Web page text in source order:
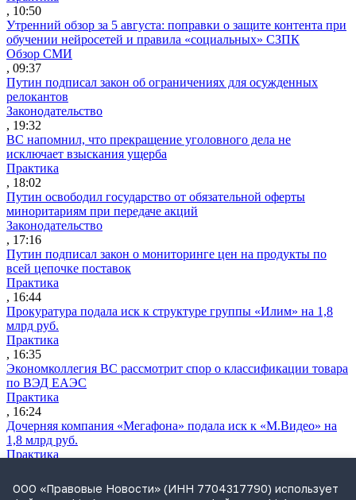
, 10:50
Утренний обзор за 5 августа: поправки о защите контента при
обучении нейросетей и правила «социальных» СЗПК
Обзор СМИ
, 09:37
Путин подписал закон об ограничениях для осужденных
релокантов
Законодательство
, 19:32
ВС напомнил, что прекращение уголовного дела не
исключает взыскания ущерба
Практика
, 18:02
Путин освободил государство от обязательной оферты
миноритариям при передаче акций
Законодательство
, 17:16
Путин подписал закон о мониторинге цен на продукты по
всей цепочке поставок
Практика
, 16:44
Прокуратура подала иск к структуре группы «Илим» на 1,8
млрд руб.
Практика
, 16:35
Экономколлегия ВС рассмотрит спор о классификации товара
по ВЭД ЕАЭС
Практика
, 16:24
Дочерняя компания «Мегафона» подала иск к «М.Видео» на
1,8 млрд руб.
Практика
СИП проверит отмену патента на систему управления
устройствами после возражений «Яндекса»
ООО «Правовые Новости» (ИНН 7704317790) использует